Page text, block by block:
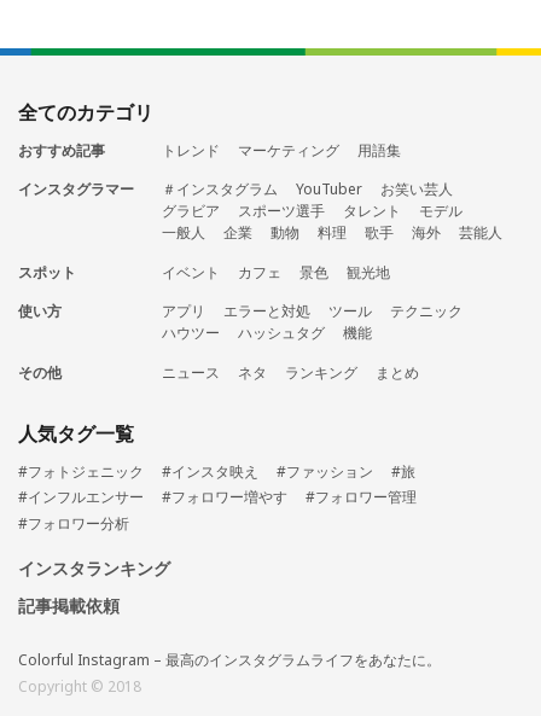
全てのカテゴリ
おすすめ記事 トレンド マーケティング
用語集
インスタグラマー
＃インスタグラム YouTuber
お笑い芸人
グラビア
スポーツ選手 タレント
モデル
一般人
企業 動物 料理 歌手 海外
芸能人
スポット
イベント カフェ 景色
観光地
使い方
アプリ エラーと対処 ツール
テクニック
ハウツー
ハッシュタグ
機能
その他
ニュース ネタ ランキング まとめ
人気タグ一覧
#フォトジェニック #インスタ映え #ファッション
#旅
#インフルエンサー
#フォロワー増やす
#フォロワー管理
#フォロワー分析
インスタランキング
記事掲載依頼
Colorful Instagram – 最高のインスタグラムライフをあなたに。
Copyright © 2018